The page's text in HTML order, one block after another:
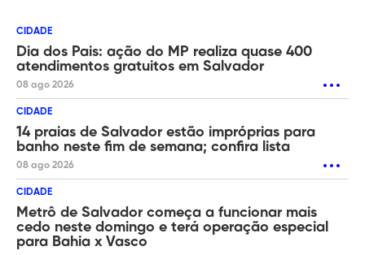
CIDADE
Dia dos Pais: ação do MP realiza quase 400
atendimentos gratuitos em Salvador
08 ago 2026
CIDADE
14 praias de Salvador estão impróprias para
banho neste fim de semana; confira lista
08 ago 2026
CIDADE
Metrô de Salvador começa a funcionar mais
cedo neste domingo e terá operação especial
para Bahia x Vasco